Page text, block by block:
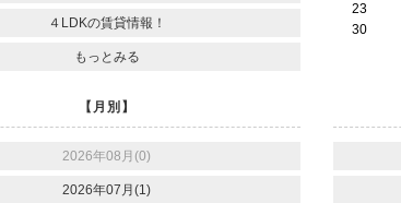
４LDKの賃貸情報！
もっとみる
23
30
【月別】
2026年08月(0)
2026年07月(1)